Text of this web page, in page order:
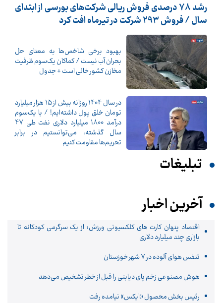
رشد 78 درصدی فروش ریالی شرکت‌های بورسی از ابتدای
سال / فروش 293 شرکت در تیرماه افت کرد
بهبود برخی شاخص‌ها به معنای حل
بحران آب نیست / کماکان یک‌سوم ظرفیت
مخازن کشور خالی است + جدول
در سال 1404 روزانه بیش از 15 هزار میلیارد
تومان خلق پول داشته‌ایم! / با یک‌سوم
درآمد 1800 میلیارد دلاری نفت طی 47
سال گذشته، می‌توانستیم در برابر
تحریم‌ها مقاومت کنیم
تبلیغات
آخرین اخبار
اقتصاد پنهان کارت های کلکسیونی ورزش؛ از یک سرگرمی کودکانه تا
بازاری چند میلیارد دلاری
تنفس هوای آلوده در ۷ شهر خوزستان
هوش مصنوعی زخم پای دیابتی را قبل از خطر تشخیص می‌دهد
رئیس بخش محصول «ایکس» نیامده رفت